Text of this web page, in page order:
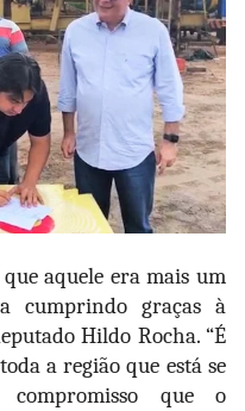
aquele era mais um
cumprindo graças à
Hildo Rocha. “É
a região que está se
compromisso que o